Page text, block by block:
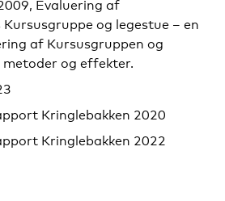
Evaluering af
Kursusgruppe og legestue – en
af Kursusgruppen og
metoder og effekter.
Kringlebakken 2020
Kringlebakken 2022